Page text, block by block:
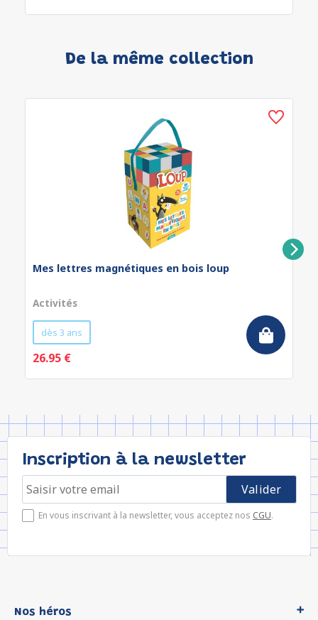
De la même collection
Mes lettres magnétiques en bois loup
Activités
dès 3 ans
26.95 €
Inscription à la newsletter
En vous inscrivant à la newsletter, vous acceptez nos CGU.
Nos héros